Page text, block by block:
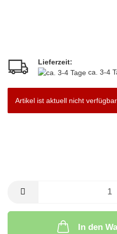
Lieferzeit:
ca. 3-4
Artikel ist aktuell nicht
In den